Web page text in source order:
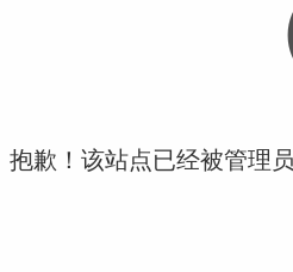
抱歉！该站点已经被管理